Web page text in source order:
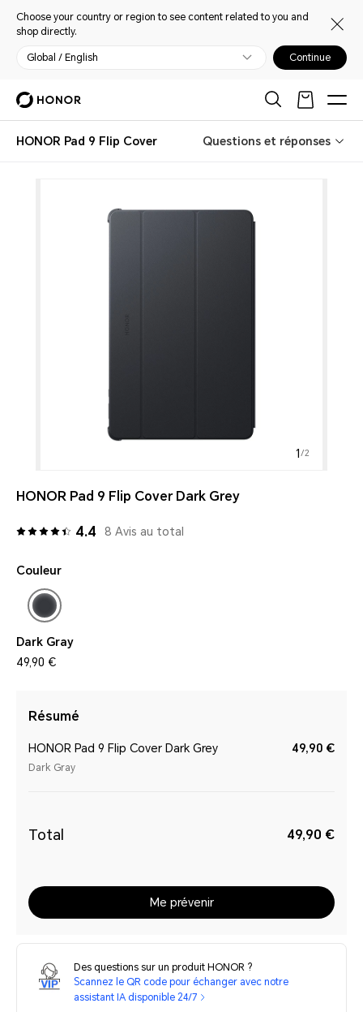
Choose your country or region to see content related to you and
shop directly.
Global / English Continue
HONOR Pad 9 Flip Cover Questions et réponses
1 /2
HONOR Pad 9 Flip Cover Dark Grey
4.4 8 Avis au total
Couleur
Dark Gray
49,90 €
Résumé
HONOR Pad 9 Flip Cover Dark Grey
Dark Gray
49,90 €
Total 49,90 €
Me prévenir
Des questions sur un produit HONOR ?
Scannez le QR code pour échanger avec notre
assistant IA disponible 24/7